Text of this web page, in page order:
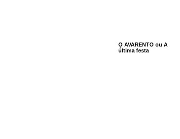
O AVARENTO ou A
última festa